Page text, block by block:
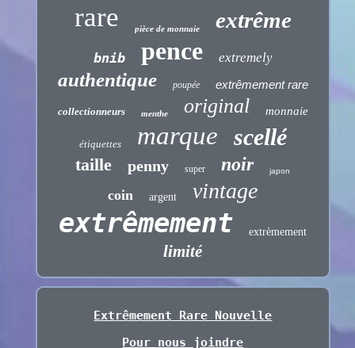
rare pièce de monnaie extrême
bnib pence extremely
authentique poupée extrêmement rare
collectionneurs menthe original monnaie
étiquettes marque scellé
taille penny super noir japon
coin argent vintage
extrêmement extrèmement
limité
Extrêmement Rare Nouvelle
Pour nous joindre